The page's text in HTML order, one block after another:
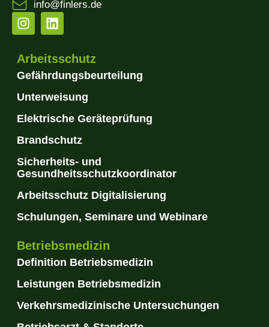
info@finlers.de
Arbeitsschutz
Gefährdungsbeurteilung
Unterweisung
Elektrische Geräteprüfung
Brandschutz
Sicherheits- und
Gesundheitsschutzkoordinator
Arbeitsschutz Digitalisierung
Schulungen, Seminare und Webinare
Betriebsmedizin
Definition Betriebsmedizin
Leistungen Betriebsmedizin
Verkehrsmedizinische Untersuchungen